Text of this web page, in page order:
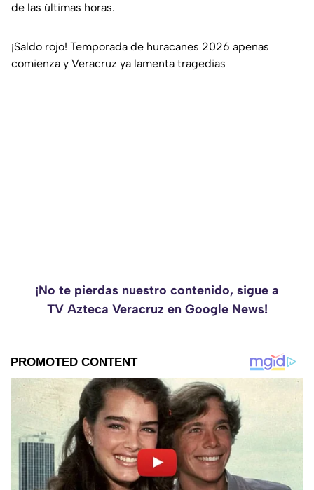
de las últimas horas.
¡Saldo rojo! Temporada de huracanes 2026 apenas
comienza y Veracruz ya lamenta tragedias
¡No te pierdas nuestro contenido, sigue a
TV Azteca Veracruz en Google News!